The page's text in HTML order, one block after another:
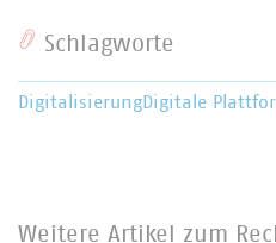
Schlagworte
DigitalisierungDigitale
Weitere Artikel zum